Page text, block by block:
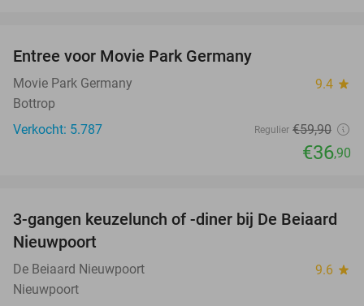
Entree voor Movie Park Germany
Movie Park Germany 9.4 star
Bottrop
Verkocht: 5.787
Regulier €59,90
€36,90
44%
3-gangen keuzelunch of -diner bij De Beiaard
Nieuwpoort
De Beiaard Nieuwpoort 9.6 star
Nieuwpoort